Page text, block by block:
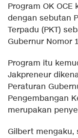
Program OK
dengan sebutan
Terpadu (PKT)
Gubernur Nomor
Program itu
Jakpreneur
Peraturan
Pengembangan
merupakan
Gilbert mengaku,